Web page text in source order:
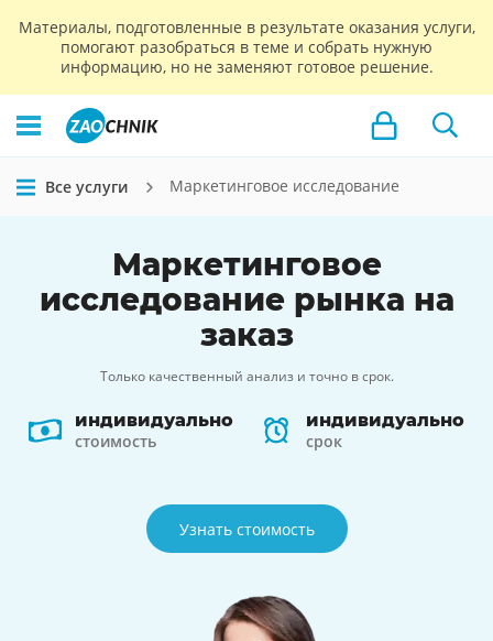
Материалы, подготовленные в результате оказания услуги,
помогают разобраться в теме и собрать нужную
информацию, но не заменяют готовое решение.
Все услуги Маркетинговое исследование
Маркетинговое
исследованиерынка на
заказ
Только качественный анализ и точно в срок.
индивидуально
стоимость
индивидуально
срок
Узнать стоимость